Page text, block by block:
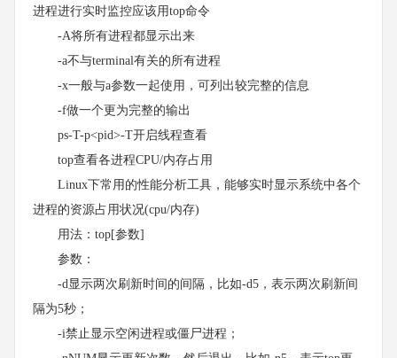
进程进行实时监控应该用top命令
-A将所有进程都显示出来
-a不与terminal有关的所有进程
-x一般与a参数一起使用，可列出较完整的信息
-f做一个更为完整的输出
ps-T-p<pid>-T开启线程查看
top查看各进程CPU/内存占用
Linux下常用的性能分析工具，能够实时显示系统中各个
进程的资源占用状况(cpu/内存)
用法：top[参数]
参数：
-d显示两次刷新时间的间隔，比如-d5，表示两次刷新间
隔为5秒；
-i禁止显示空闲进程或僵尸进程；